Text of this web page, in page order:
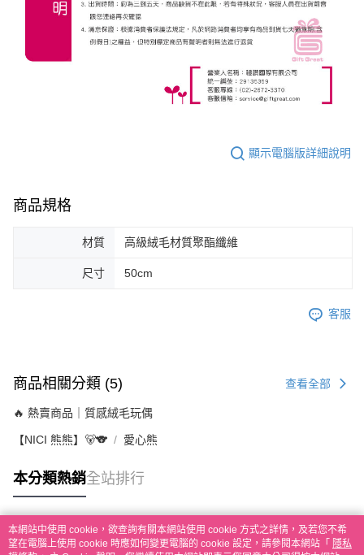
顯示電腦版詳細說明
商品規格
材質 高級絨毛材質聚酯纖維
尺寸 50cm
客服
商品相關分類 (5) 查看全部
🔥 熱賣商品｜質感絨毛玩偶
【NICI 熊熊】🐻🐨 愛心熊
本分類熱銷全站排行
熱門標籤
本網站中使用 cookie，欲查詢有關本網站使用 cookie 方式之詳情，及若您不希
望在電腦上使用 cookie 時應如何變更電腦的 cookie 設定，請參閱本網站「 隱私